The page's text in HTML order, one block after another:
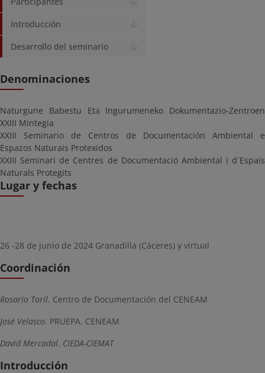
Introducción
Desarrollo del seminario
Denominaciones
Naturgune Babestu Eta Ingurumeneko Dokumentazio-Zentroen
XXIII Mintegia
XXIII Seminario de Centros de Documentación Ambiental e
Espazos Naturais Protexidos
XXIII Seminari de Centres de Documentació Ambiental i d´Espais
Naturals Protegits
Lugar y fechas
26 -28 de junio de 2024 Granadilla (Cáceres) y virtual
Coordinación
Rosario Toril. Centro de Documentación del CENEAM
José Velasco. PRUEPA. CENEAM
David Mercadal. CIEDA-CIEMAT
Introducción